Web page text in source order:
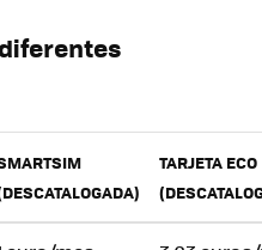
TARJETA ECO